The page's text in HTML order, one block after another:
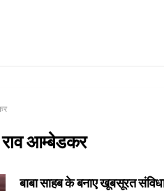
राव आम्बेडकर
बाबा साहब के बनाए खूबसूरत